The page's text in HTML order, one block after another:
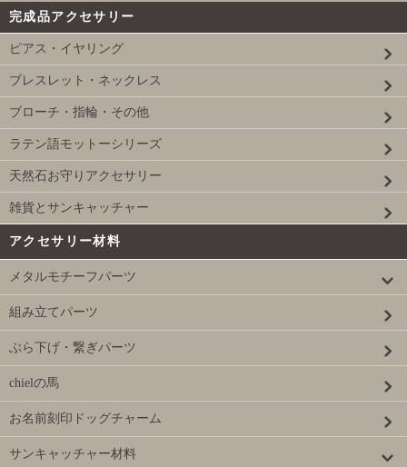
完成品アクセサリー
ピアス・イヤリング
ブレスレット・ネックレス
ブローチ・指輪・その他
ラテン語モットーシリーズ
天然石お守りアクセサリー
雑貨とサンキャッチャー
アクセサリー材料
メタルモチーフパーツ
組み立てパーツ
ぶら下げ・繋ぎパーツ
chielの馬
お名前刻印ドッグチャーム
サンキャッチャー材料